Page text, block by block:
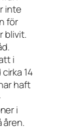
inte
för
blivit.
i
14
haft
i
åren.